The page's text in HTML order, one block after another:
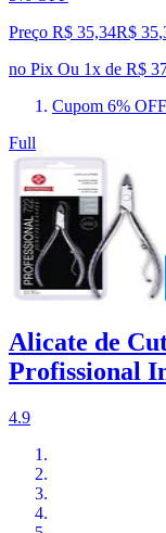
Preço R$ 35,34R$ 35,
no Pix Ou 1x de R$
Cupom 6% OFF
Full
Alicate de
Profissional
4.9